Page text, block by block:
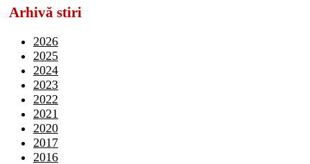
Arhivă stiri
2026
2025
2024
2023
2022
2021
2020
2017
2016